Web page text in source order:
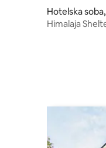
Hotelska
Himalaja